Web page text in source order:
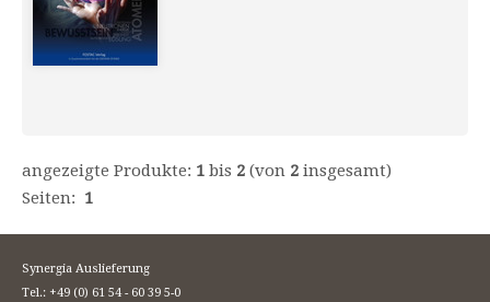
angezeigte Produkte: 1 bis 2 (von 2 insgesamt)
Seiten: 1
Synergia Auslieferung
Tel.: +49 (0) 61 54 - 60 39 5-0